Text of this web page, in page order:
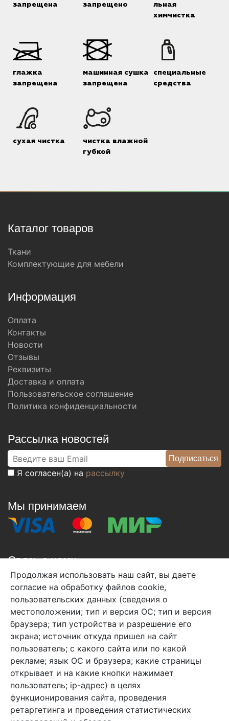
запрещена
запрещено
льная
химчистка
глажка
запрещена
машинная сушка
запрещена
специальные
средства
сухая чистка
чистка влажной
губкой
Каталог товаров
Ткани
Комплектующие для мебели
Информация
Оплата
Контакты
Новости
Отзывы
Реквизиты
Доставка и оплата
Пользовательское соглашение
Политика конфиденциальности
Рассылка новостей
Я согласен(а) на рассылку
Мы принимаем
Связь с нами
+7 (495) 933-38-08
info@arben-textile.ru- оптовые продажи
Арбен текстиль г. Щелково, пер.
1-й Советский д.25, владение 2.
Мы в соц. сетях
Продолжая использовать наш сайт, вы даете
согласие на обработку файлов cookie,
пользовательских данных (сведения о
местоположении; тип и версия ОС; тип и версия
браузера; тип устройства и разрешение его
экрана; источник откуда пришел на сайт
пользователь; с какого сайта или по какой
рекламе; язык ОС и браузера; какие страницы
открывает и на какие кнопки нажимает
пользователь; ip-адрес) в целях
функционирования сайта, проведения
ретаргетинга и проведения статистических